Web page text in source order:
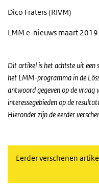
Dico Fraters (RIVM)
LMM e-
Dit artikel is het achtste uit een
het LMM-programma in de
antwoord gegeven op de vraag
interessegebieden op de
Hieronder zijn de eerder
Eerder verschenen